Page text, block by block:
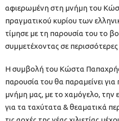
αφιερωμένη στη μνήμη του
πραγματικού κυρίου των
τίμησε με τη παρουσία του το
συμμετέχοντας σε
Η συμβολή του Κώστα
παρουσία του θα παραμείνει για
μνήμη μας, με το χαμόγελο, την
για τα ταχύτατα & θεαματικά